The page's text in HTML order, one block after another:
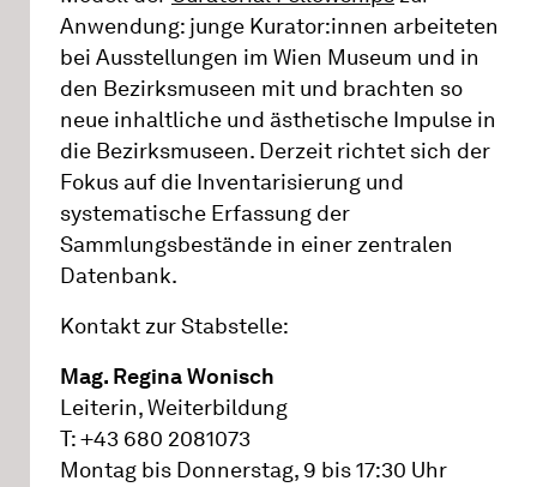
Anwendung: junge Kurator:innen arbeiteten
bei Ausstellungen im Wien Museum und in
den Bezirksmuseen mit und brachten so
neue inhaltliche und ästhetische Impulse in
die Bezirksmuseen. Derzeit richtet sich der
Fokus auf die Inventarisierung und
systematische Erfassung der
Sammlungsbestände in einer zentralen
Datenbank.
Kontakt zur Stabstelle:
Mag. Regina Wonisch
Leiterin, Weiterbildung
T: +43 680 2081073
Montag bis Donnerstag, 9 bis 17:30 Uhr